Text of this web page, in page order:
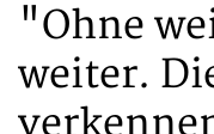
"Ohne
weiter.